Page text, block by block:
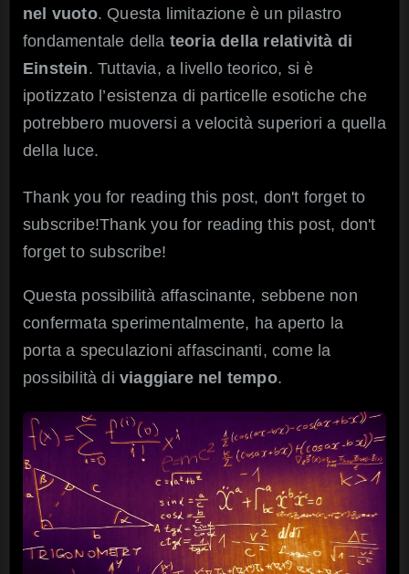
nel vuoto. Questa limitazione è un pilastro
fondamentale della teoria della relatività di
Einstein. Tuttavia, a livello teorico, si è
ipotizzato l’esistenza di particelle esotiche che
potrebbero muoversi a velocità superiori a quella
della luce.
Thank you for reading this post, don't forget to
subscribe!Thank you for reading this post, don't
forget to subscribe!
Questa possibilità affascinante, sebbene non
confermata sperimentalmente, ha aperto la
porta a speculazioni affascinanti, come la
possibilità di viaggiare nel tempo.